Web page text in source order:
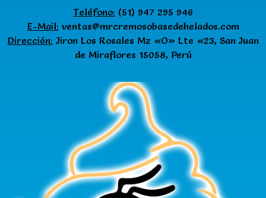
Teléfono: (51) 947 295 946
E-Mail: ventas@mrcremosobasedehelados.com
Dirección: Jiron Los Rosales Mz «O» Lte «23, San Juan
de Miraflores 15058, Perú